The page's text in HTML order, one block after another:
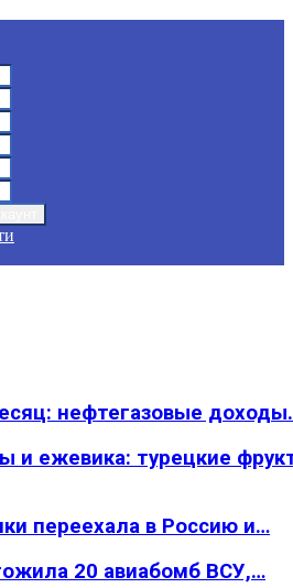
нефтегазовые
и ежевика: турецкие
переехала в Россию и…
20 авиабомб ВСУ,…